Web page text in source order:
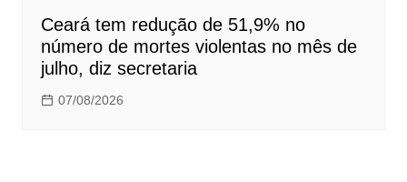
Ceará tem redução de 51,9% no
número de mortes violentas no mês de
julho, diz secretaria
07/08/2026